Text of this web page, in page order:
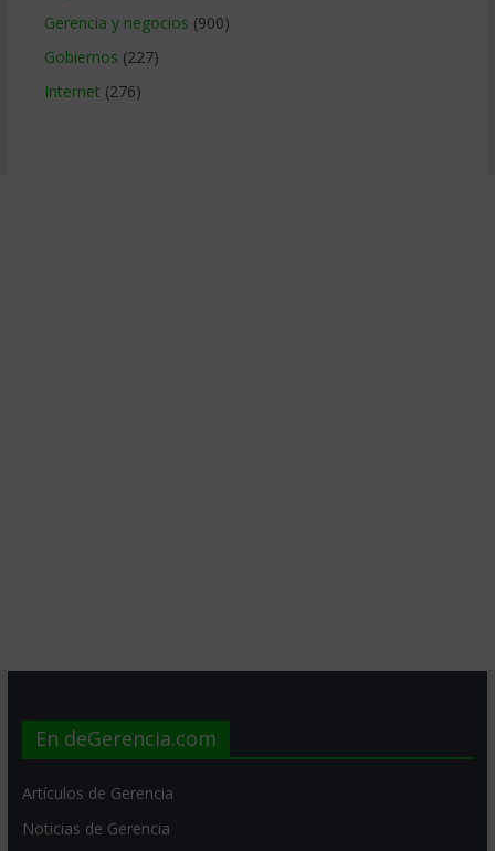
Gerencia y negocios (900)
Gobiernos (227)
Internet (276)
En deGerencia.com
Artículos de Gerencia
Noticias de Gerencia